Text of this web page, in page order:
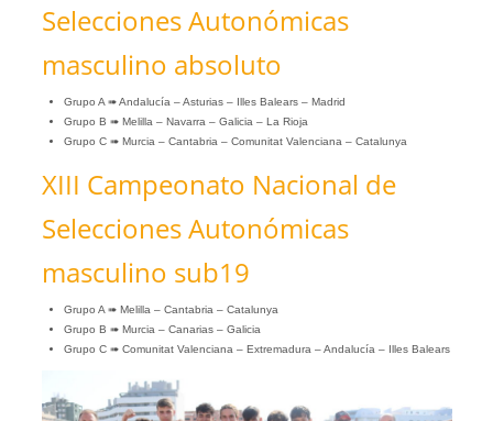
Selecciones Autonómicas
masculino absoluto
Grupo A ➠ Andalucía – Asturias – Illes Balears – Madrid
Grupo B ➠ Melilla – Navarra – Galicia – La Rioja
Grupo C ➠ Murcia – Cantabria – Comunitat Valenciana – Catalunya
XIII Campeonato Nacional de
Selecciones Autonómicas
masculino sub19
Grupo A ➠ Melilla – Cantabria – Catalunya
Grupo B ➠ Murcia – Canarias – Galicia
Grupo C ➠ Comunitat Valenciana – Extremadura – Andalucía – Illes Balears